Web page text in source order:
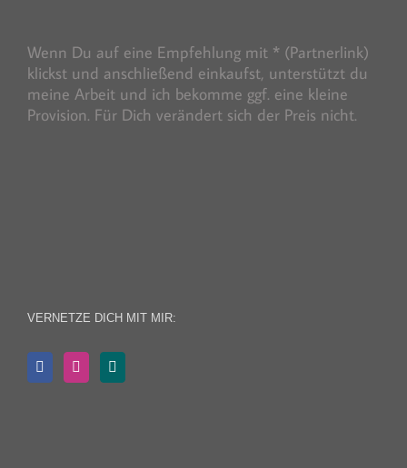
Wenn Du auf eine Empfehlung mit * (Partnerlink)
klickst und anschließend einkaufst, unterstützt du
meine Arbeit und ich bekomme ggf. eine kleine
Provision. Für Dich verändert sich der Preis nicht.
VERNETZE DICH MIT MIR: